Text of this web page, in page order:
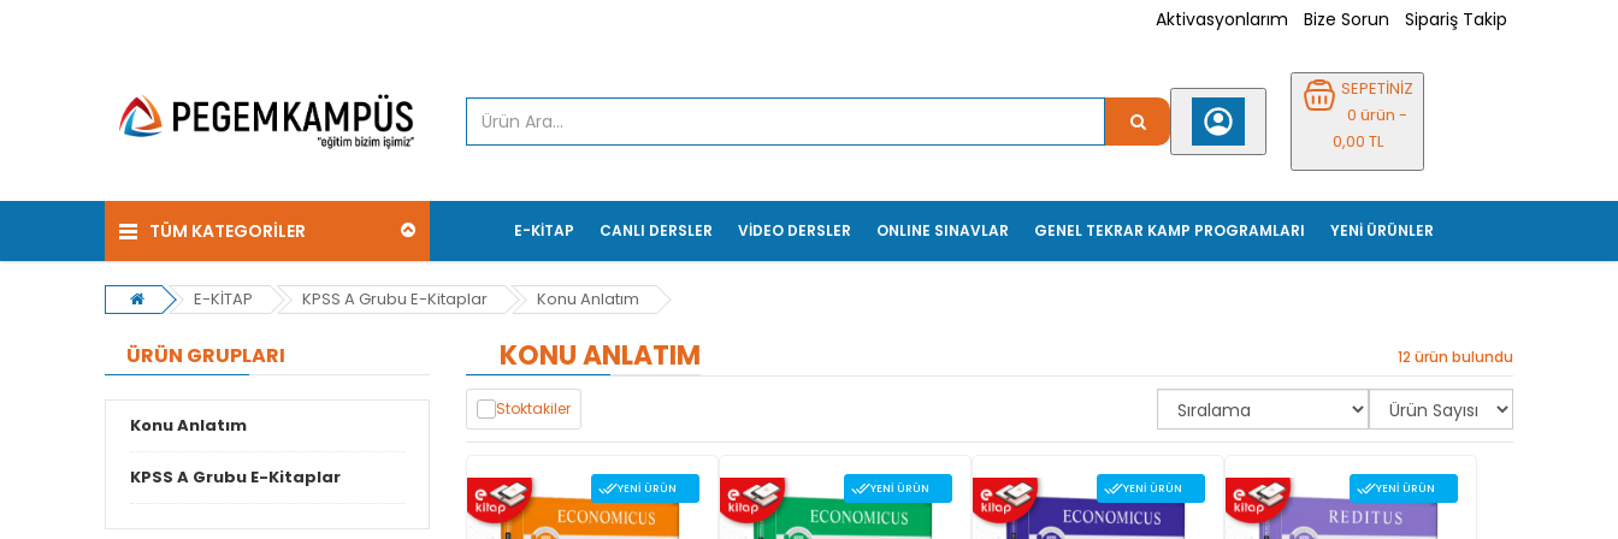
Aktivasyonlarım Bize Sorun Sipariş Takip
SEPETİNİZ
0 ürün -
0,00 TL
TÜM KATEGORİLER E-KİTAP CANLI DERSLER VİDEO DERSLER ONLINE SINAVLAR GENEL TEKRAR KAMP PROGRAMLARI YENİ ÜRÜNLER
E-KİTAP KPSS A Grubu E-Kitaplar Konu Anlatım
ÜRÜN GRUPLARI
Konu Anlatım
KPSS A Grubu E-Kitaplar
KONU ANLATIM 12 ürün bulundu
Stoktakiler
YENI ÜRÜN YENI ÜRÜN YENI ÜRÜN YENI ÜRÜN